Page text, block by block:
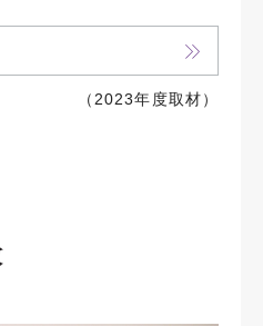
（2023年度取材）